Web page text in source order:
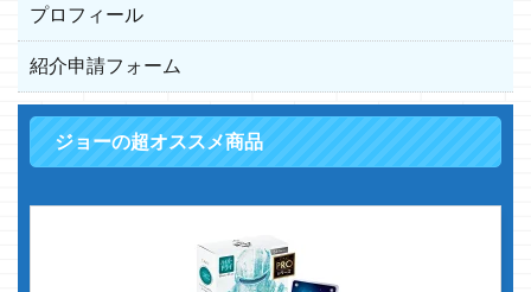
プロフィール
紹介申請フォーム
ジョーの超オススメ商品